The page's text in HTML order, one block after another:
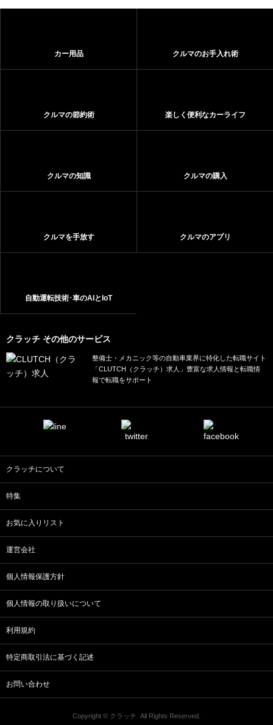
カー用品 クルマのお手入れ術
クルマの節約術 楽しく便利なカーライフ
クルマの知識 クルマの購入
クルマを手放す クルマのアプリ
自動運転技術･車のAIとIoT
クラッチ その他のサービス
整備士・メカニック等の自動車業界に特化した転職サイト
「CLUTCH（クラッチ）求人」豊富な求人情報と転職情
報で転職をサポート
クラッチについて
特集
お気に入りリスト
運営会社
個人情報保護方針
個人情報の取り扱いについて
利用規約
特定商取引法に基づく記述
お問い合わせ
Copyright © クラッチ. All Rights Reserved.